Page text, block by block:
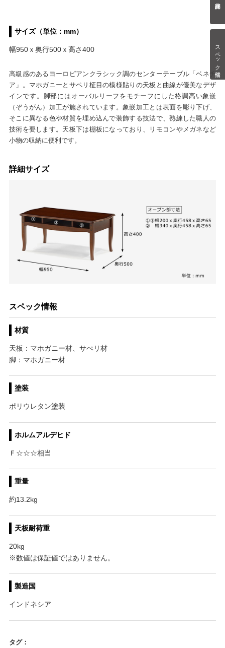
スペック情報
サイズ（単位：mm）
幅950ｘ奥行500ｘ高さ400
高級感のあるヨーロピアンクラシック調のセンターテーブル「ベネチ
ア」。マホガニーとサペリ柾目の模様貼りの天板と曲線が優美なデザ
インです。脚部にはオーバルリーフをモチーフにした格調高い象嵌
（ぞうがん）加工が施されています。象嵌加工とは表面を彫り下げ、
そこに異なる色や材質を埋め込んで装飾する技法で、熟練した職人の
技術を要します。天板下は棚板になっており、リモコンやメガネなど
小物の収納に便利です。
詳細サイズ
スペック情報
材質
天板：マホガニー材、サぺリ材
脚：マホガニー材
塗装
ポリウレタン塗装
ホルムアルデヒド
Ｆ☆☆☆相当
重量
約13.2kg
天板耐荷重
20kg
※数値は保証値ではありません。
製造国
インドネシア
タグ：